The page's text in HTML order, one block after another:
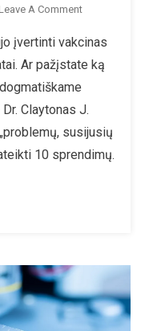
A CommentOn
Vakcinų
Problemų
įvertinti vakcinas
Ar pažįstate ką
Claytonas J.
susijusių
10 sprendimų.